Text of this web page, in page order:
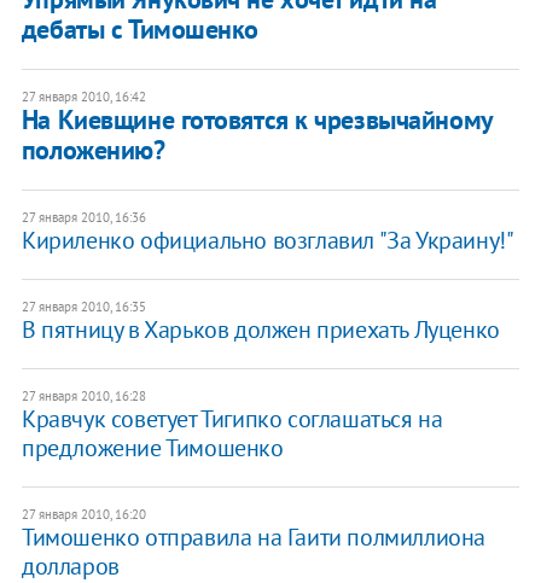
дебаты с Тимошенко
27 января 2010, 16:42
На Киевщине готовятся к чрезвычайному
положению?
27 января 2010, 16:36
Кириленко официально возглавил "За Украину!"
27 января 2010, 16:35
В пятницу в Харьков должен приехать Луценко
27 января 2010, 16:28
Кравчук советует Тигипко соглашаться на
предложение Тимошенко
27 января 2010, 16:20
Тимошенко отправила на Гаити полмиллиона
долларов